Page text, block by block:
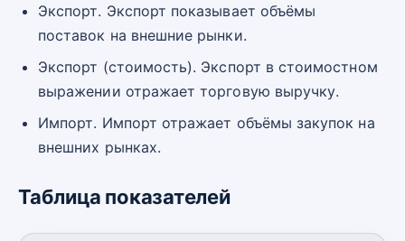
Экспорт. Экспорт показывает объёмы
поставок на внешние рынки.
Экспорт (стоимость). Экспорт в стоимостном
выражении отражает торговую выручку.
Импорт. Импорт отражает объёмы закупок на
внешних рынках.
Таблица показателей